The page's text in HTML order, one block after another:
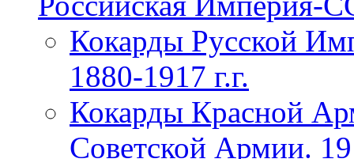
Кокарды Русской
1880-1917 г.г.
Кокарды Красной
Советской Армии.